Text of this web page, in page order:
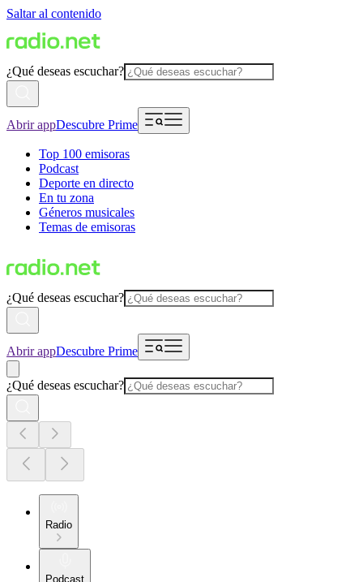
Saltar al contenido
¿Qué deseas escuchar?
Abrir appDescubre Prime
Top 100 emisoras
Podcast
Deporte en directo
En tu zona
Géneros musicales
Temas de emisoras
¿Qué deseas escuchar?
Abrir appDescubre Prime
¿Qué deseas escuchar?
Radio
Podcast